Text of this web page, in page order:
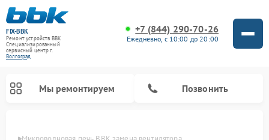
FIX-BBK
Ремонт устройств BBK
Специализированный
cервисный центр г.
Волгоград
+7 (844) 290-70-26
Ежедневно, с 10:00 до 20:00
Мы ремонтируем Позвонить